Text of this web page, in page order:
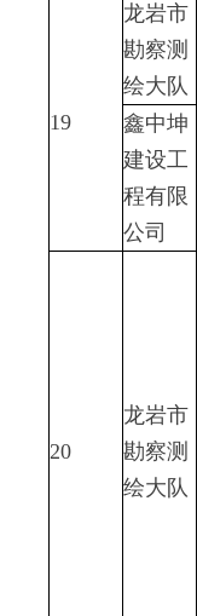
19
龙岩市
勘察测
绘大队
鑫中坤
建设工
程有限
公司
20
龙岩市
勘察测
绘大队